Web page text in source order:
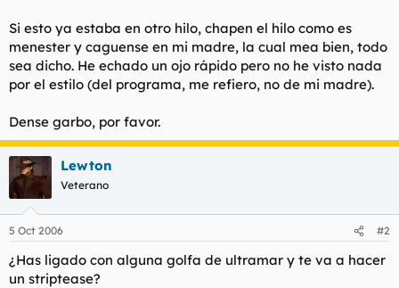
Si esto ya estaba en otro hilo, chapen el hilo como es
menester y caguense en mi madre, la cual mea bien, todo
sea dicho. He echado un ojo rápido pero no he visto nada
por el estilo (del programa, me refiero, no de mi madre).
Dense garbo, por favor.
Lewton
Veterano
5 Oct 2006 #2
¿Has ligado con alguna golfa de ultramar y te va a hacer
un striptease?